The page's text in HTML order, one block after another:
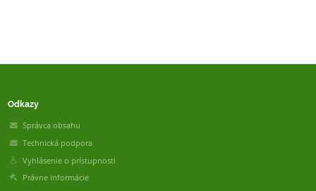
Odkazy
Správca obsahu
Technická podpora
Vyhlásenie o prístupnosti
Právne informácie